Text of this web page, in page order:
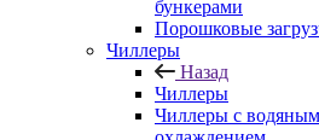
бункерами
Порошковые
Чиллеры
Назад
Чиллеры
Чиллеры с